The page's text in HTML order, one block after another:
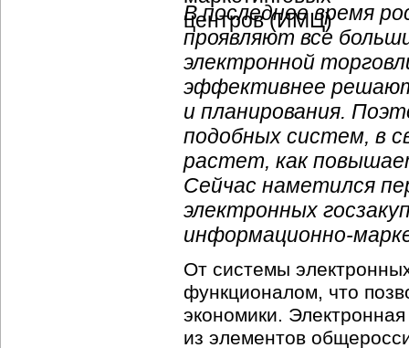
В последнее время
проявляют все
электронной
эффективнее
и планирования.
подобных систем, в
растет, как
Сейчас наметился
электронных
информационно-
От системы
функционалом, что
экономики.
из элементов